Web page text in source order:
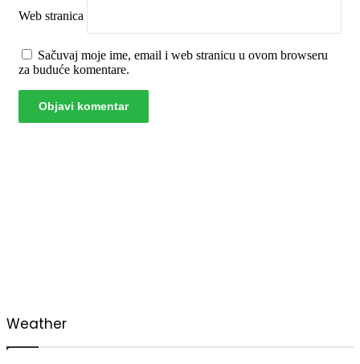
Web stranica
Sačuvaj moje ime, email i web stranicu u ovom browseru
za buduće komentare.
Weather